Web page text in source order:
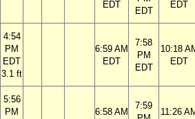
EDT
EDT
EDT
4:54
PM
EDT
3.1 ft
6:59 AM
EDT
7:58
PM
EDT
10:18
EDT
5:56
PM
6:58 AM
7:59
11:26